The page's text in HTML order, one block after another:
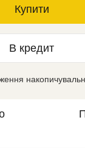
Купити
В кредит